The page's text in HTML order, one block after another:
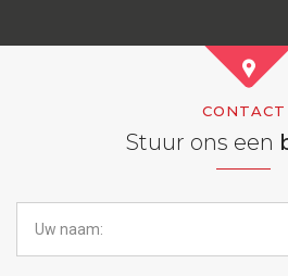
CONTACT
Stuur ons een